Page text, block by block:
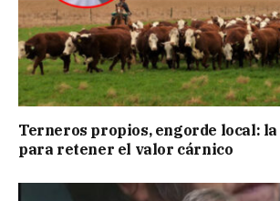
Terneros propios, engorde local:
para retener el valor cárnico